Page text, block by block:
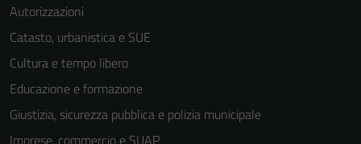
Autorizzazioni
Catasto, urbanistica e SUE
Cultura e tempo libero
Educazione e formazione
Giustizia, sicurezza pubblica e polizia municipale
Imprese, commercio e SUAP
Questi cookie